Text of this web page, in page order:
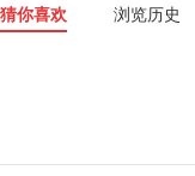
猜你喜欢 浏览历史